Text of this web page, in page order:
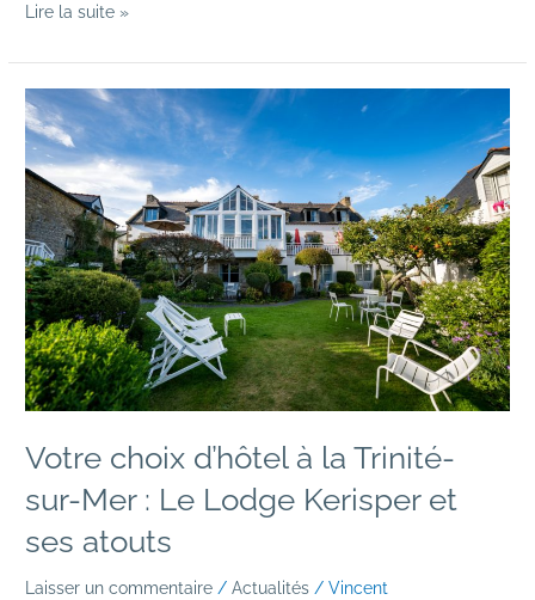
Lire la suite »
Votre choix d’hôtel à la Trinité-
sur-Mer : Le Lodge Kerisper et
ses atouts
Laisser un commentaire /Actualités /Vincent
Votre
choix
d’hôtel
à
la
Trinité-
sur-
Mer
:
Le
Lodge
Kerisper
et
atouts